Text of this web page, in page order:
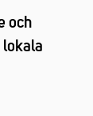
och
lokala